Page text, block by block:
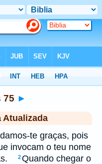
75 ►
Atualizada
te graças, pois
invocam o teu nome
2Quando chegar o